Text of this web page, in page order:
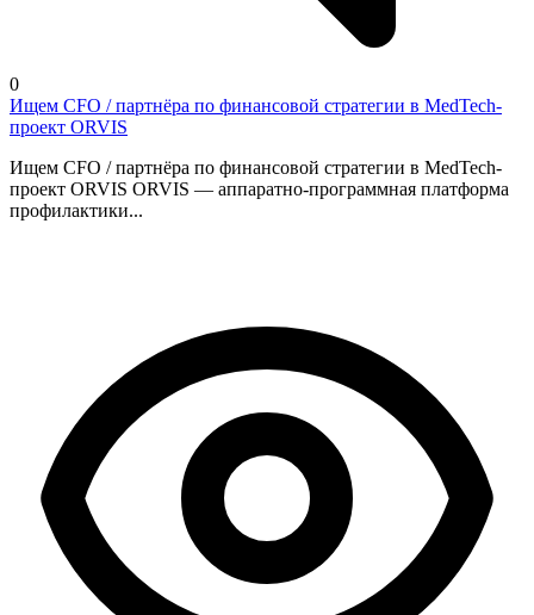
0
Ищем CFO / партнёра по финансовой стратегии в MedTech-
проект ORVIS
Ищем CFO / партнёра по финансовой стратегии в MedTech-
проект ORVIS ORVIS — аппаратно-программная платформа
профилактики...